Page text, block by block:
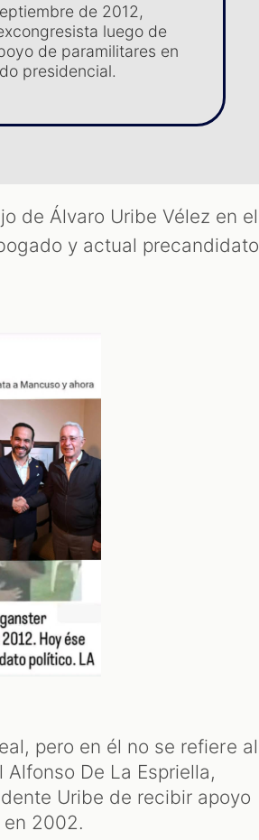
de 2012,
luego de
de paramilitares en
presidencial.
de Álvaro Uribe Vélez en el
y actual precandidato
pero en él no se refiere al
De La Espriella,
Uribe de recibir apoyo
2002.